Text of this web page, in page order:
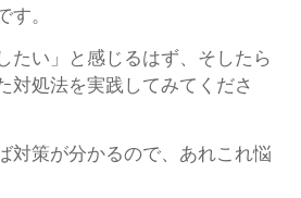
す。
たい」と感じるはず、そしたら
対処法を実践してみてくださ
対策が分かるので、あれこれ悩